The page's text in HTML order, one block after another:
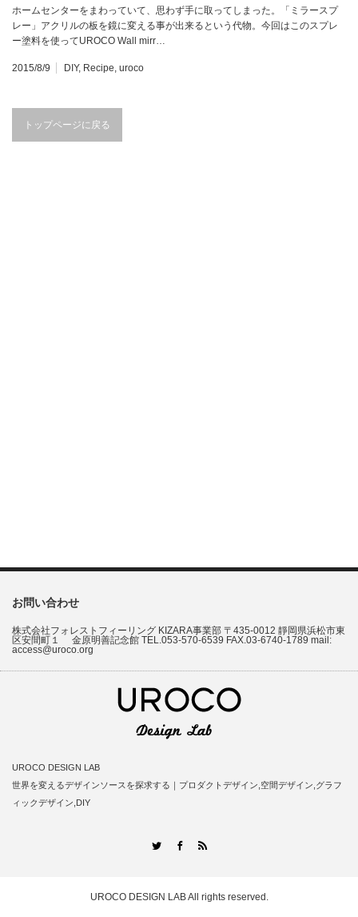
ホームセンターをまわっていて、思わず手に取ってしまった。「ミラースプ
レー」アクリルの板を鏡に変える事が出来るという代物。今回はこのスプレ
ー塗料を使ってUROCO Wall mirr…
2015/8/9 DIY, Recipe, uroco
トップページに戻る
お問い合わせ
株式会社フォレストフィーリング KIZARA事業部 〒435-0012 靜岡県浜松市東
区安間町１ 金原明善記念館 TEL.053-570-6539 FAX.03-6740-1789 mail:
access@uroco.org
UROCO DESIGN LAB
世界を変えるデザインソースを探求する｜プロダクトデザイン,空間デザイン,グラフ
ィックデザイン,DIY
TwitterFacebook
UROCO DESIGN LABAll rights reserved.